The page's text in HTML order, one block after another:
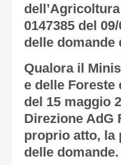
0147385 del
delle domande
Qualora il
e delle
del 15 maggio
Direzione AdG
proprio atto, la
delle domande.